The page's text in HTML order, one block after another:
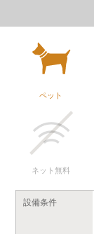
ペット
ネット無料
設備条件